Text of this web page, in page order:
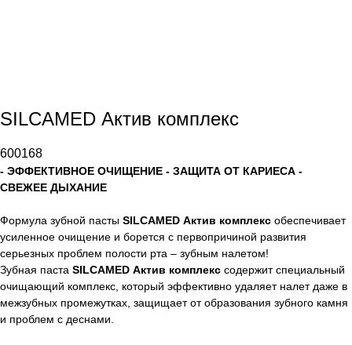
SILCAMED Актив комплекс
600168
- ЭФФЕКТИВНОЕ ОЧИЩЕНИЕ - ЗАЩИТА ОТ КАРИЕСА -
СВЕЖЕЕ ДЫХАНИЕ
Формула зубной пасты SILCAMED Актив комплекс обеспечивает
усиленное очищение и борется с первопричиной развития
серьезных проблем полости рта – зубным налетом!
Зубная паста SILCAMED Актив комплекс содержит специальный
очищающий комплекс, который эффективно удаляет налет даже в
межзубных промежутках, защищает от образования зубного камня
и проблем с деснами.